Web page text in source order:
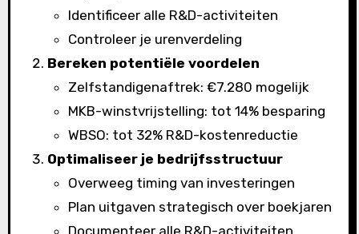
Identificeer alle R&D-activiteiten
Controleer je urenverdeling
Bereken potentiële voordelen
Zelfstandigenaftrek: €7.280 mogelijk
MKB-winstvrijstelling: tot 14% besparing
WBSO: tot 32% R&D-kostenreductie
Optimaliseer je bedrijfsstructuur
Overweeg timing van investeringen
Plan uitgaven strategisch over boekjaren
Documenteer alle R&D-activiteiten